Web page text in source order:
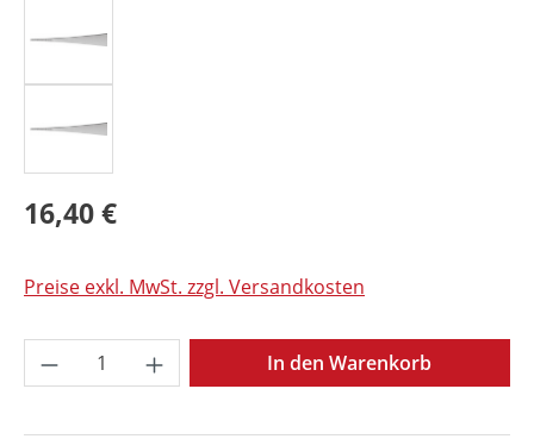
16,40 €
Preise exkl. MwSt. zzgl. Versandkosten
Produkt Anzahl: Gib den gewünschten
In den Warenkorb